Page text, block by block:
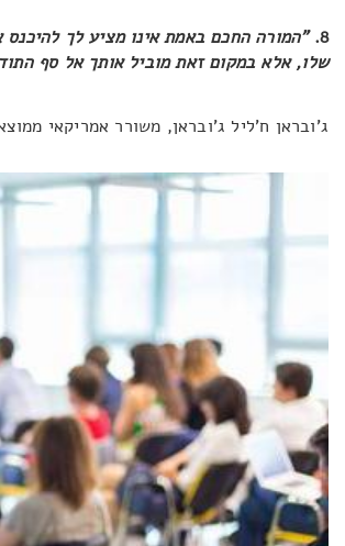
8. "המורה החכם באמת אינו מציע לך להיכנס
שלו, אלא במקום זאת מוביל אותך אל סף
ג'ובראן ח'ליל ג'ובראן, משורר אמריקאי